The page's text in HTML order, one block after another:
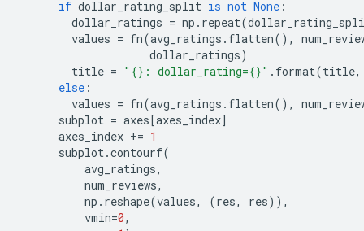
if dollar_rating_split is not None :
dollar_ratings = np . repeat(
values = fn(avg_ratings . flatten(),
dollar_ratings)
title = "{}: dollar_rating={}" . format(title,
else :
values = fn(avg_ratings . flatten(),
subplot = axes[axes_index]
axes_index += 1
subplot.contourf(
avg_ratings,
num_reviews,
np . reshape(values, (res, res)),
vmin=0,